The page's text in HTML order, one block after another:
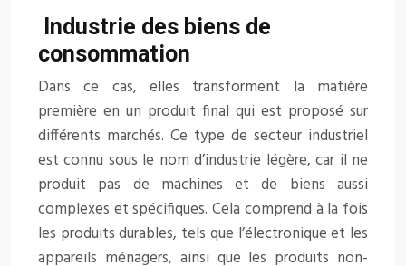
Industrie des biens de
consommation
Dans ce cas, elles transforment la matière
première en un produit final qui est proposé sur
différents marchés. Ce type de secteur industriel
est connu sous le nom d’industrie légère, car il ne
produit pas de machines et de biens aussi
complexes et spécifiques. Cela comprend à la fois
les produits durables, tels que l’électronique et les
appareils ménagers, ainsi que les produits non-